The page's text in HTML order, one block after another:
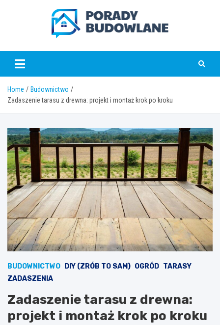
poradybudowlane.pl
Home
Budownictwo
Zadaszenie tarasu z drewna: projekt i montaż krok po kroku
BUDOWNICTWO DIY (ZRÓB TO SAM) OGRÓD TARASY
ZADASZENIA
Zadaszenie tarasu z drewna:
projekt i montaż krok po kroku